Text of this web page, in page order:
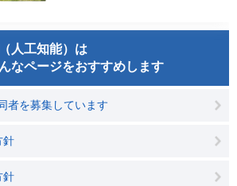
人工知能）は
なページをおすすめします
者を募集しています
針
針